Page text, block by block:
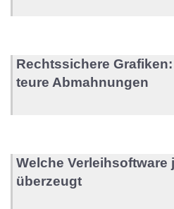
Rechtssichere
teure Abmahnungen
Welche Verleihsoftware
überzeugt